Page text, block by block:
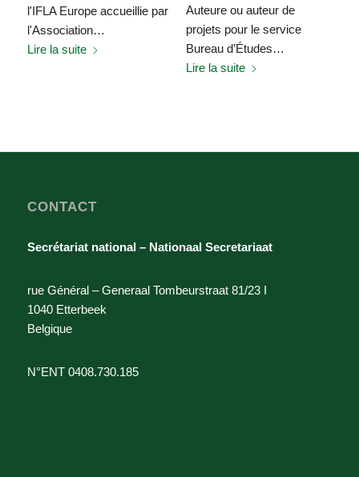
l'IFLA Europe accueillie par
l'Association…
Lire la suite
Auteure ou auteur de
projets pour le service
Bureau d’Études…
Lire la suite
CONTACT
Secrétariat national – Nationaal Secretariaat
rue Général – Generaal Tombeurstraat 81/23 I
1040 Etterbeek
Belgique
N°ENT 0408.730.185